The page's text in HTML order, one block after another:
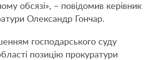
обсязі», – повідомив керівник
Олександр Гончар.
господарського суду
позицію прокуратури